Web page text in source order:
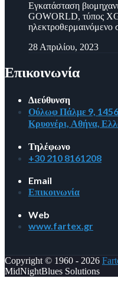
Εγκατάσταση
GOWORLD, τύπος
ηλεκτροθερμαινόμενο
28 Απριλίου, 2023
Επικοινωνία
Διεύθυνση
Ούλωφ Πάλμε 9,
Κρυονέρι, Αθήνα,
Τηλέφωνο
+30 210 8161208
Email
Επικοινωνία
Web
www.fartex.gr
Copyright © 1960 - 2026
MidNightBlues Solutions